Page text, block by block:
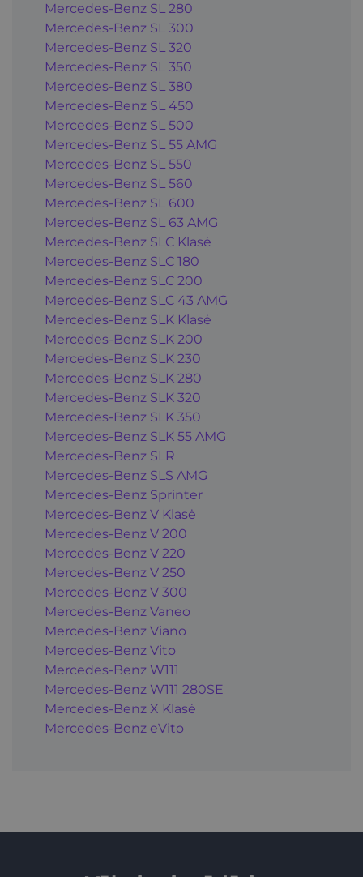
Mercedes-Benz SL 280
Mercedes-Benz SL 300
Mercedes-Benz SL 320
Mercedes-Benz SL 350
Mercedes-Benz SL 380
Mercedes-Benz SL 450
Mercedes-Benz SL 500
Mercedes-Benz SL 55 AMG
Mercedes-Benz SL 550
Mercedes-Benz SL 560
Mercedes-Benz SL 600
Mercedes-Benz SL 63 AMG
Mercedes-Benz SLC Klasė
Mercedes-Benz SLC 180
Mercedes-Benz SLC 200
Mercedes-Benz SLC 43 AMG
Mercedes-Benz SLK Klasė
Mercedes-Benz SLK 200
Mercedes-Benz SLK 230
Mercedes-Benz SLK 280
Mercedes-Benz SLK 320
Mercedes-Benz SLK 350
Mercedes-Benz SLK 55 AMG
Mercedes-Benz SLR
Mercedes-Benz SLS AMG
Mercedes-Benz Sprinter
Mercedes-Benz V Klasė
Mercedes-Benz V 200
Mercedes-Benz V 220
Mercedes-Benz V 250
Mercedes-Benz V 300
Mercedes-Benz Vaneo
Mercedes-Benz Viano
Mercedes-Benz Vito
Mercedes-Benz W111
Mercedes-Benz W111 280SE
Mercedes-Benz X Klasė
Mercedes-Benz eVito